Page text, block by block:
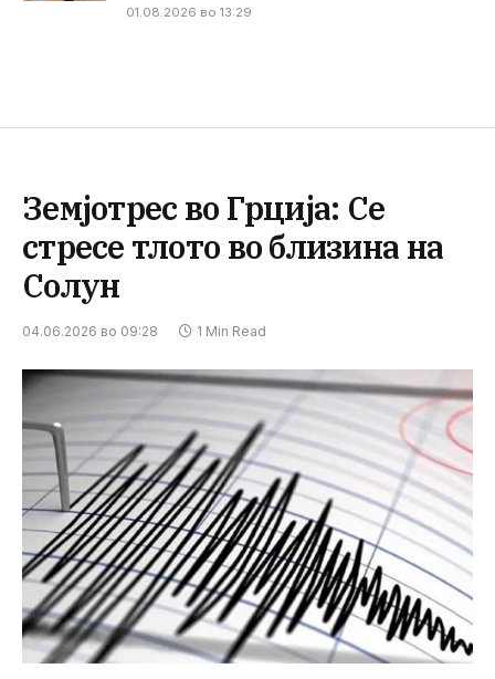
01.08.2026 во 13:29
Земјотрес во Грција: Се
стресе тлото во близина на
Солун
04.06.2026 во 09:28 1 Min Read